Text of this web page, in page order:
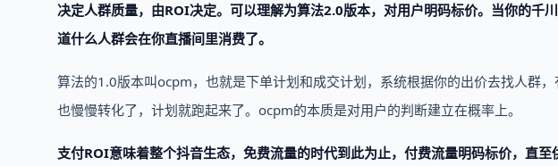
决定人群质量，由ROI决定。可以理解为算法2.0版本，对用户明码标价。当你的千
道什么人群会在你直播间里消费了。
算法的1.0版本叫ocpm，也就是下单计划和成交计划，系统根据你的出价去找人群
也慢慢转化了，计划就跑起来了。ocpm的本质是对用户的判断建立在概率上。
支付ROI意味着整个抖音生态，免费流量的时代到此为止，付费流量明码标价，直至